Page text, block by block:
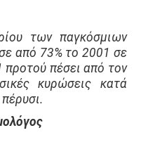
των παγκόσμιων
από 73% το 2001 σε
πέσει από τον
κυρώσεις κατά